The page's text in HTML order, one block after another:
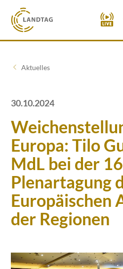
Aktuelles
30.10.2024
Europa: Tilo
MdL bei der
Plenartagung
Europäischen
der Regionen